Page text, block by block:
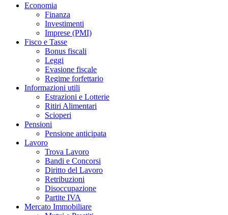
Economia
Finanza
Investimenti
Imprese (PMI)
Fisco e Tasse
Bonus fiscali
Leggi
Evasione fiscale
Regime forfettario
Informazioni utili
Estrazioni e Lotterie
Ritiri Alimentari
Scioperi
Pensioni
Pensione anticipata
Lavoro
Trova Lavoro
Bandi e Concorsi
Diritto del Lavoro
Retribuzioni
Disoccupazione
Partite IVA
Mercato Immobiliare